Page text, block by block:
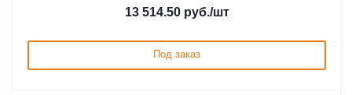
13 514.50руб./шт
Под заказ